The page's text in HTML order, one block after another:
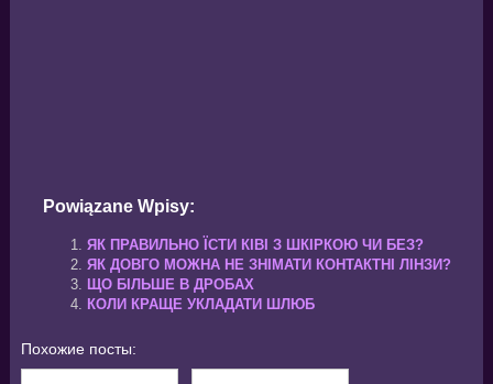
Powiązane Wpisy:
ЯК ПРАВИЛЬНО ЇСТИ КІВІ З ШКІРКОЮ ЧИ БЕЗ?
ЯК ДОВГО МОЖНА НЕ ЗНІМАТИ КОНТАКТНІ ЛІНЗИ?
ЩО БІЛЬШЕ В ДРОБАХ
КОЛИ КРАЩЕ УКЛАДАТИ ШЛЮБ
Похожие посты: